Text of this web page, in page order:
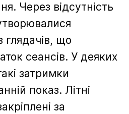
Через відсутність
глядачів, що
сеансів. У деяких
затримки
показ. Літні
за